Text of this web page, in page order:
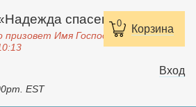
0 Корзина
спасения»
призовет Имя Господне, спасется.
EST
Вход